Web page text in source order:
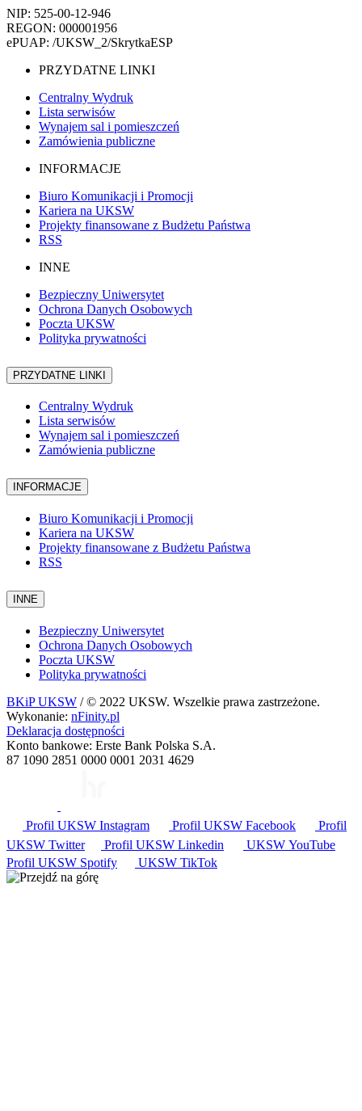
NIP: 525-00-12-946
REGON: 000001956
ePUAP: /UKSW_2/SkrytkaESP
PRZYDATNE LINKI
Centralny Wydruk
Lista serwisów
Wynajem sal i pomieszczeń
Zamówienia publiczne
INFORMACJE
Biuro Komunikacji i Promocji
Kariera na UKSW
Projekty finansowane z Budżetu Państwa
RSS
INNE
Bezpieczny Uniwersytet
Ochrona Danych Osobowych
Poczta UKSW
Polityka prywatności
PRZYDATNE LINKI
Centralny Wydruk
Lista serwisów
Wynajem sal i pomieszczeń
Zamówienia publiczne
INFORMACJE
Biuro Komunikacji i Promocji
Kariera na UKSW
Projekty finansowane z Budżetu Państwa
RSS
INNE
Bezpieczny Uniwersytet
Ochrona Danych Osobowych
Poczta UKSW
Polityka prywatności
BKiP UKSW / © 2022 UKSW. Wszelkie prawa zastrzeżone.
Wykonanie: nFinity.pl
Deklaracja dostępności
Konto bankowe: Erste Bank Polska S.A.
87 1090 2851 0000 0001 2031 4629
Profil UKSW Instagram Profil UKSW Facebook
Profil
UKSW Twitter Profil UKSW Linkedin UKSW YouTube
Profil UKSW Spotify UKSW TikTok